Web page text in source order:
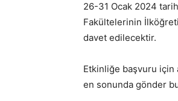
26-31 Ocak 2024
Fakültelerinin
davet edilecektir.
Etkinliğe başvuru için
en sonunda gönder